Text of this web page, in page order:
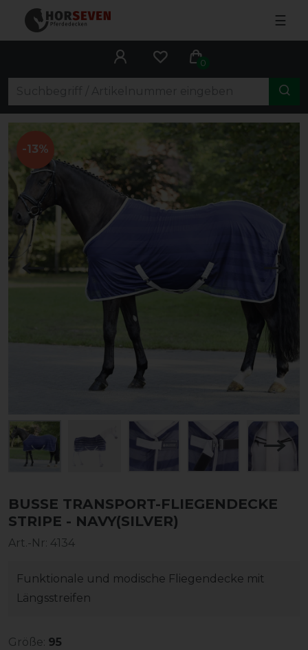
☰
0
-13%
BUSSE TRANSPORT-FLIEGENDECKE
STRIPE - NAVY(SILVER)
Art.-Nr: 4134
Funktionale und modische Fliegendecke mit
Längsstreifen
Größe: 95